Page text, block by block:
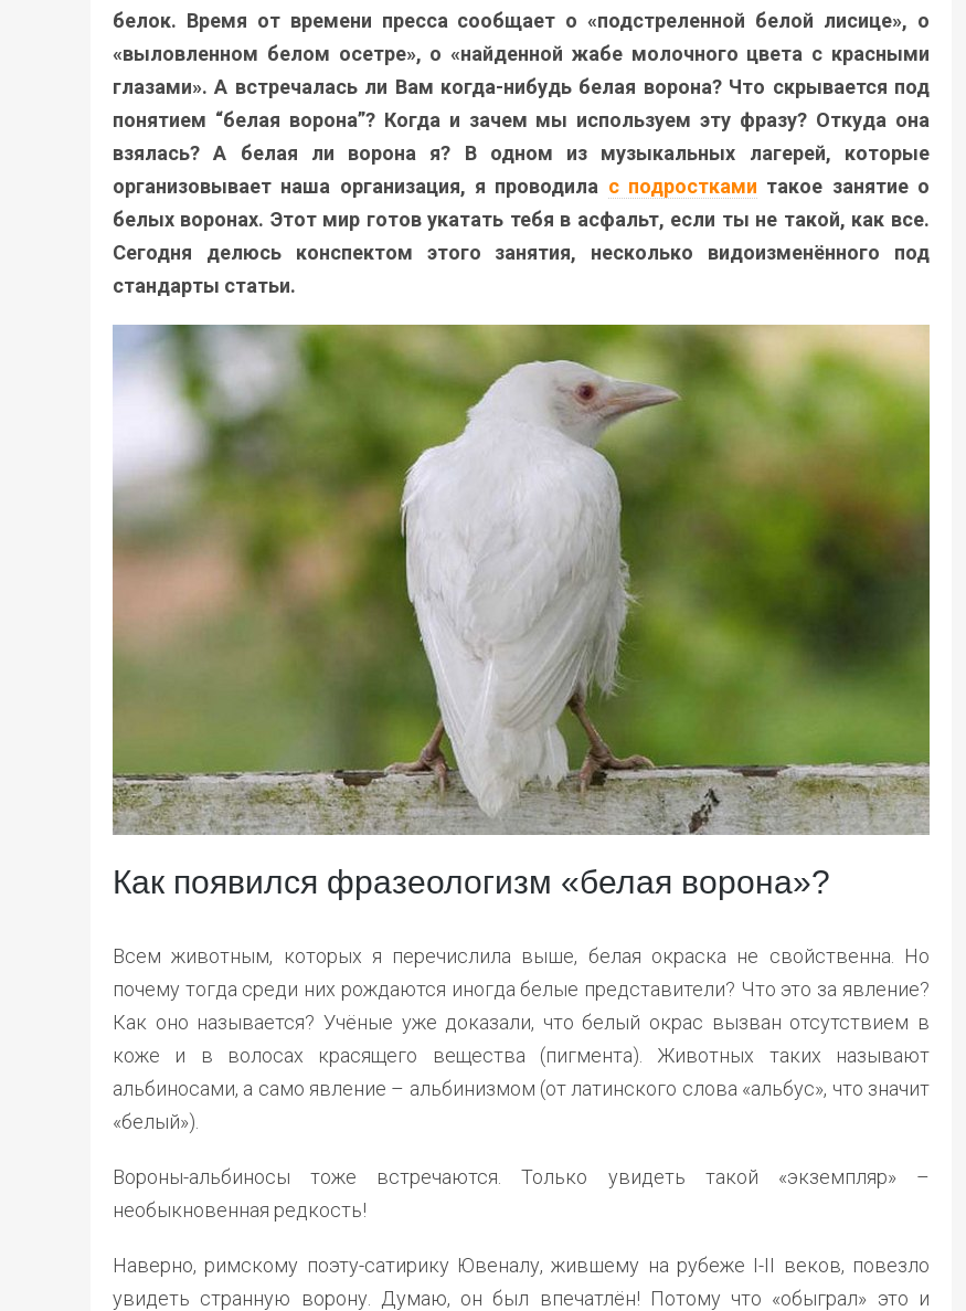
белок. Время от времени пресса сообщает о «подстреленной белой лисице», о
«выловленном белом осетре», о «найденной жабе молочного цвета с красными
глазами». А встречалась ли Вам когда-нибудь белая ворона? Что скрывается под
понятием “белая ворона”? Когда и зачем мы используем эту фразу? Откуда она
взялась? А белая ли ворона я? В одном из музыкальных лагерей, которые
организовывает наша организация, я проводила с подростками такое занятие о
белых воронах. Этот мир готов укатать тебя в асфальт, если ты не такой, как все.
Сегодня делюсь конспектом этого занятия, несколько видоизменённого под
стандарты статьи.
Как появился фразеологизм «белая ворона»?
Всем животным, которых я перечислила выше, белая окраска не свойственна. Но
почему тогда среди них рождаются иногда белые представители? Что это за явление?
Как оно называется? Учёные уже доказали, что белый окрас вызван отсутствием в
коже и в волосах красящего вещества (пигмента). Животных таких называют
альбиносами, а само явление – альбинизмом (от латинского слова «альбус», что значит
«белый»).
Вороны-альбиносы тоже встречаются. Только увидеть такой «экземпляр» –
необыкновенная редкость!
Наверно, римскому поэту-сатирику Ювеналу, жившему на рубеже I-II веков, повезло
увидеть странную ворону. Думаю, он был впечатлён! Потому что «обыграл» это и